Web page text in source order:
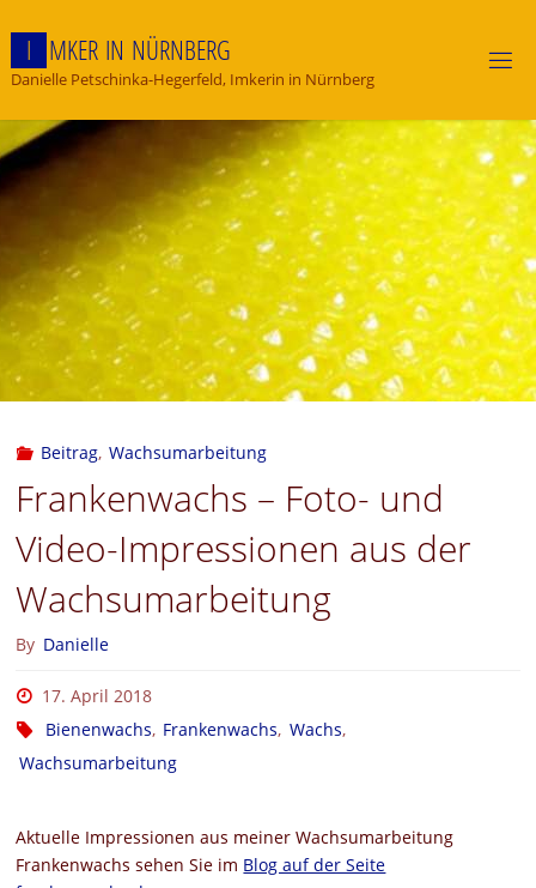
to
content
I MKER IN NÜRNBERG
Danielle Petschinka-Hegerfeld, Imkerin in Nürnberg
Beitrag, Wachsumarbeitung
Frankenwachs – Foto- und
Video-Impressionen aus der
Wachsumarbeitung
By Danielle
17. April 2018
Bienenwachs, Frankenwachs, Wachs,
Wachsumarbeitung
Aktuelle Impressionen aus meiner Wachsumarbeitung
Frankenwachs sehen Sie im Blog auf der Seite